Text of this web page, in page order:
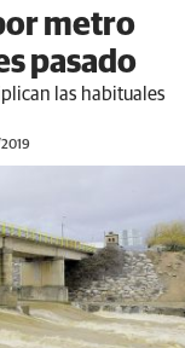
metro
pasado
las habituales